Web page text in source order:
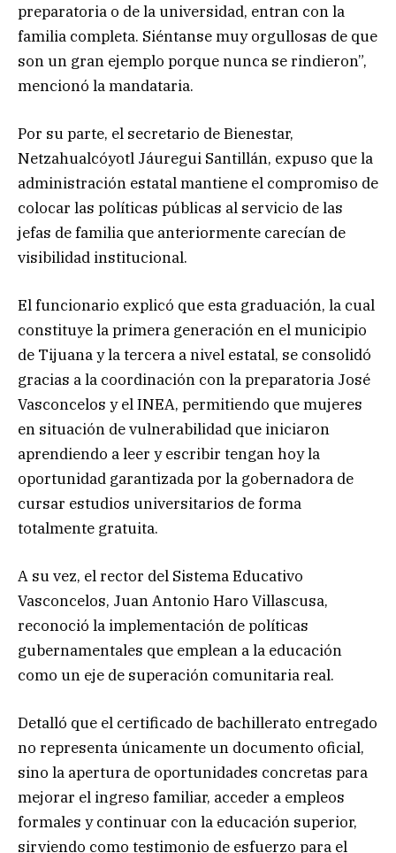
preparatoria o de la universidad, entran con la
familia completa. Siéntanse muy orgullosas de que
son un gran ejemplo porque nunca se rindieron”,
mencionó la mandataria.
Por su parte, el secretario de Bienestar,
Netzahualcóyotl Jáuregui Santillán, expuso que la
administración estatal mantiene el compromiso de
colocar las políticas públicas al servicio de las
jefas de familia que anteriormente carecían de
visibilidad institucional.
El funcionario explicó que esta graduación, la cual
constituye la primera generación en el municipio
de Tijuana y la tercera a nivel estatal, se consolidó
gracias a la coordinación con la preparatoria José
Vasconcelos y el INEA, permitiendo que mujeres
en situación de vulnerabilidad que iniciaron
aprendiendo a leer y escribir tengan hoy la
oportunidad garantizada por la gobernadora de
cursar estudios universitarios de forma
totalmente gratuita.
A su vez, el rector del Sistema Educativo
Vasconcelos, Juan Antonio Haro Villascusa,
reconoció la implementación de políticas
gubernamentales que emplean a la educación
como un eje de superación comunitaria real.
Detalló que el certificado de bachillerato entregado
no representa únicamente un documento oficial,
sino la apertura de oportunidades concretas para
mejorar el ingreso familiar, acceder a empleos
formales y continuar con la educación superior,
sirviendo como testimonio de esfuerzo para el